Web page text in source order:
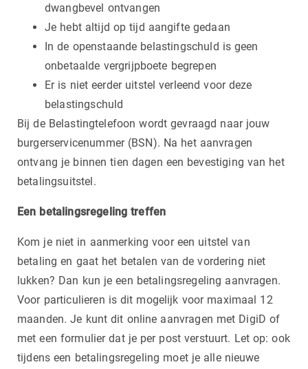
dwangbevel ontvangen
Je hebt altijd op tijd aangifte gedaan
In de openstaande belastingschuld is geen
onbetaalde vergrijpboete begrepen
Er is niet eerder uitstel verleend voor deze
belastingschuld
Bij de Belastingtelefoon wordt gevraagd naar jouw
burgerservicenummer (BSN). Na het aanvragen
ontvang je binnen tien dagen een bevestiging van het
betalingsuitstel.
Een betalingsregeling treffen
Kom je niet in aanmerking voor een uitstel van
betaling en gaat het betalen van de vordering niet
lukken? Dan kun je een betalingsregeling aanvragen.
Voor particulieren is dit mogelijk voor maximaal 12
maanden. Je kunt dit online aanvragen met DigiD of
met een formulier dat je per post verstuurt. Let op: ook
tijdens een betalingsregeling moet je alle nieuwe